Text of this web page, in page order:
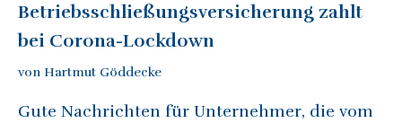
Betriebsschließungsversicherung zahlt
bei Corona-Lockdown
von Hartmut Göddecke
Gute Nachrichten für Unternehmer, die vom